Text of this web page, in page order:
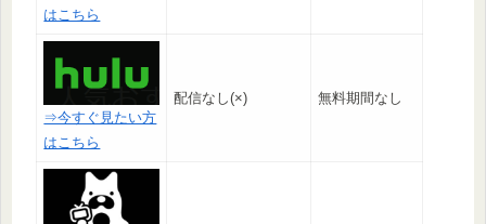
はこちら
⇒今すぐ見たい方
はこちら
配信なし(×) 無料期間なし